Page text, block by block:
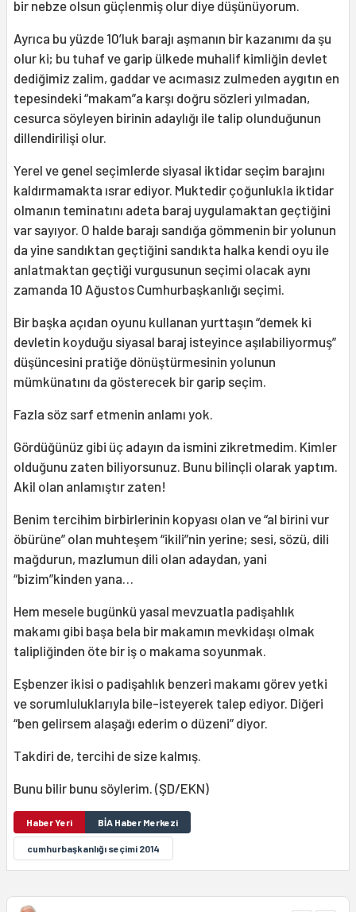
bir nebze olsun güçlenmiş olur diye düşünüyorum.
Ayrıca bu yüzde 10’luk barajı aşmanın bir kazanımı da şu
olur ki; bu tuhaf ve garip ülkede muhalif kimliğin devlet
dediğimiz zalim, gaddar ve acımasız zulmeden aygıtın en
tepesindeki “makam”a karşı doğru sözleri yılmadan,
cesurca söyleyen birinin adaylığı ile talip olunduğunun
dillendirilişi olur.
Yerel ve genel seçimlerde siyasal iktidar seçim barajını
kaldırmamakta ısrar ediyor. Muktedir çoğunlukla iktidar
olmanın teminatını adeta baraj uygulamaktan geçtiğini
var sayıyor. O halde barajı sandığa gömmenin bir yolunun
da yine sandıktan geçtiğini sandıkta halka kendi oyu ile
anlatmaktan geçtiği vurgusunun seçimi olacak aynı
zamanda 10 Ağustos Cumhurbaşkanlığı seçimi.
Bir başka açıdan oyunu kullanan yurttaşın “demek ki
devletin koyduğu siyasal baraj isteyince aşılabiliyormuş”
düşüncesini pratiğe dönüştürmesinin yolunun
mümkünatını da gösterecek bir garip seçim.
Fazla söz sarf etmenin anlamı yok.
Gördüğünüz gibi üç adayın da ismini zikretmedim. Kimler
olduğunu zaten biliyorsunuz. Bunu bilinçli olarak yaptım.
Akil olan anlamıştır zaten!
Benim tercihim birbirlerinin kopyası olan ve “al birini vur
öbürüne” olan muhteşem “ikili”nin yerine; sesi, sözü, dili
mağdurun, mazlumun dili olan adaydan, yani
“bizim”kinden yana…
Hem mesele bugünkü yasal mevzuatla padişahlık
makamı gibi başa bela bir makamın mevkidaşı olmak
talipliğinden öte bir iş o makama soyunmak.
Eşbenzer ikisi o padişahlık benzeri makamı görev yetki
ve sorumluluklarıyla bile-isteyerek talep ediyor. Diğeri
“ben gelirsem alaşağı ederim o düzeni” diyor.
Takdiri de, tercihi de size kalmış.
Bunu bilir bunu söylerim. (ŞD/EKN)
Haber Yeri BİA Haber Merkezi
cumhurbaşkanlığı seçimi 2014